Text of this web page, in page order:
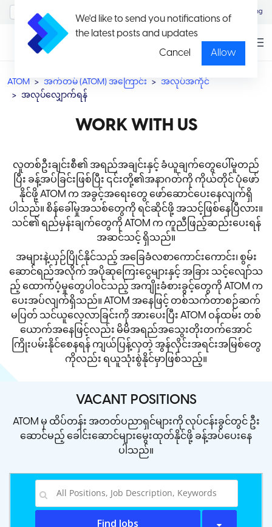
We'd like to send you notifications of
the latest posts and updates
Cancel
Allow
Eng
ATOM အက်တမ် (ATOM) အကြောင်း
အလုပ်အကိုင်
အလုပ်လျှောက်ရန်
WORK WITH US
လူတစ်ဦးချင်းစီ၏ အရည်အချင်းနှင့် ခံယူချက်တွေပေါ်မူတည်
ပြီး ခန့်အပ်ခြင်းဖြစ်ပြီး ၎င်းတို့၏အနာဂတ်ကို ကိုယ်တိုင် ပုံဖော်
နိုင်ဖို့ ATOM က အခွင့်အရေးတွေ ဖော်ဆောင်ပေးနေလျက်ရှိ
ပါသည်။ စိန်ခေါ်မှုအသစ်တွေကို ရင်ဆိုင်ဖို့ အသင့်ဖြစ်နေပြီလား။
သင်၏ ရည်မှန်းချက်တွေကို ATOM က ကူညီဖြည့်ဆည်းပေးရန်
အဆင်သင့် ရှိသည်။
အများနဲ့ယှဉ်ပြိုင်နိုင်သည့် အခြေခံလစာကောင်းကောင်း၊ စွမ်း
ဆောင်ရည်အလိုက် အပိုဆုကြေးငွေများနှင့် အခြား သင့်လျော်သ
ည့် ထောက်ပံ့မှုတွေပါဝင်သည့် အကျိုးခံစားခွင့်တွေကို ATOM က
ပေးအပ်လျက်ရှိသည်။ ATOM အနေဖြင့် တစ်သက်တာစဉ်ဆက်
မပြတ် သင်ယူလေ့လာခြင်းကို အားပေးပြီး ATOM ဝန်ထမ်း တစ်
ယောက်အနေဖြင့်လည်း မိမိအရည်အသွေးတိုးတက်အောင်
ကြိုးပမ်းနိုင်စေနရန် ကျယ်ပြန့်လှတဲ့ အွန်လိုင်းအရင်းအမြစ်တွေ
ကိုလည်း ရယူသုံးစွဲနိုင်မှာဖြစ်သည့်။
VACANT POSITIONS
ATOM မှ ထိပ်တန်း အတတ်ပညာရှင်များကို လုပ်ငန်းခွင်တွင် ဦး
ဆောင်မည့် ခေါင်းဆောင်များမွေးထုတ်နိုင်ဖို့ ခန့်အပ်ပေးနေ
ပါသည်။